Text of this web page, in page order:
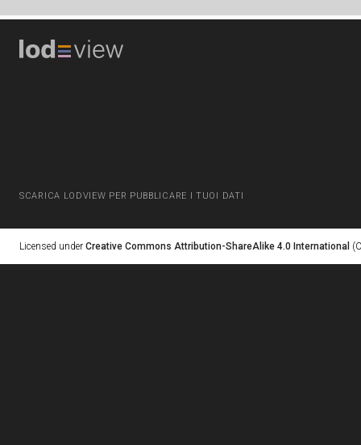
SCARICA LODVIEW PER PUBBLICARE I TUOI DATI
Licensed under Creative Commons Attribution-ShareAlike 4.0 International